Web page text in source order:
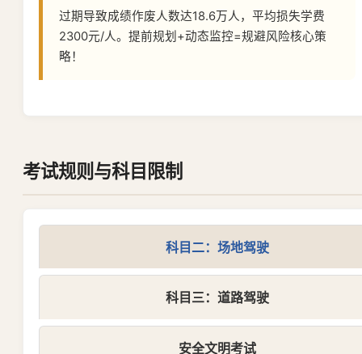
过期导致成绩作废人数达18.6万人，平均损失学费
2300元/人。提前规划+动态监控=规避风险核心策
略！
考试规则与科目限制
科目二：场地驾驶
科目三：道路驾驶
安全文明考试